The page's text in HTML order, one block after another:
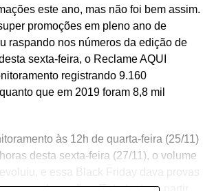
este ano, mas não foi bem assim.
promoções em pleno ano de
raspando nos números da edição de
sexta-feira, o Reclame AQUI
registrando 9.160
que em 2019 foram 8,8 mil
às 12h de quarta-feira (25/11)
desta sexta-feira (27/11), o volume
e essa Black Friday dava provas